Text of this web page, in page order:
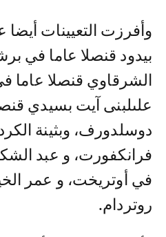
وأفرزت التعيينات
بيدود قنصلا عاما في
الشرقاوي قنصلا عاما
علىلبنى آيت بسيدي
دوسلدورف، وبثينة
فرانكفورت، و عبد
في أوتريخت، و عمر
روتردام.